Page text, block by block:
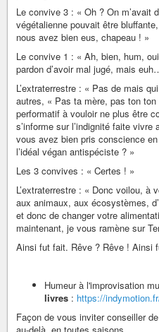
Le convive 3 : « Oh ? On m’avait
végétalienne pouvait être
nous avez bien eus, chapeau ! »
Le convive 1 : « Ah, bien, hum,
pardon d’avoir mal jugé, mais
L’extraterrestre : « Pas de mais
autres, « Pas ta mère, pas ton
performatif à vouloir ne plus être
s’informe sur l’indignité faite vivre
vous avez bien pris conscience
l’idéal végan antispéciste ? »
Les 3 convives : « Certes ! »
L’extraterrestre : « Donc voilou, à
aux animaux, aux écosystèmes,
et donc de changer votre
maintenant, je vous ramène sur
Ainsi fut fait. Rêve ? Rêve ! Ainsi
Humeur à l'improvisation
livres : https://
Façon de vous inviter conseiller